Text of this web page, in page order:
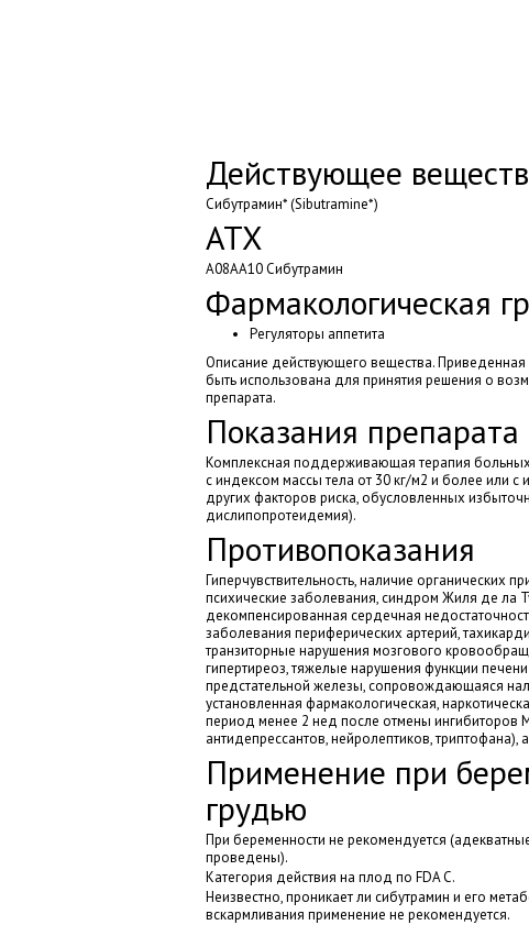
Действующее
Сибутрамин* (Sibutramine*)
АТХ
A08AA10 Сибутрамин
Фармакологическая
Регуляторы аппетита
Описание действующего вещества.
быть использована для принятия решения о
препарата.
Показания препарата
Комплексная поддерживающая терапия
с индексом массы тела от 30 кг/м2 и более или
других факторов риска, обусловленных
дислипопротеидемия).
Противопоказания
Гиперчувствительность, наличие органических
психические заболевания, синдром Жиля де ла
декомпенсированная сердечная
заболевания периферических артерий,
транзиторные нарушения мозгового
гипертиреоз, тяжелые нарушения функции
предстательной железы, сопровождающаяся
установленная фармакологическая,
период менее 2 нед после отмены ингибиторов
антидепрессантов, нейролептиков,
Применение при
грудью
При беременности не рекомендуется
проведены).
Категория действия на плод по FDA C.
Неизвестно, проникает ли сибутрамин и его
вскармливания применение не рекомендуется.